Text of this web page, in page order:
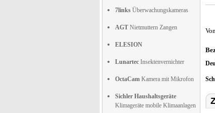
7links Überwachungskameras
AGT Nietmuttern Zangen
ELESION
Lunartec Insektenvernichter
OctaCam Kamera mit Mikrofon
Sichler Haushaltsgeräte
Klimageräte mobile Klimaanlagen